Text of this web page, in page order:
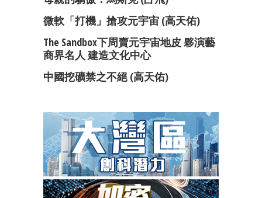
微軟「打機」搶攻元宇宙 (高天佑)
The Sandbox下周賣元宇宙地皮 夥演藝
商界名人 建造文化中心
中國挖礦禁之不絕 (高天佑)